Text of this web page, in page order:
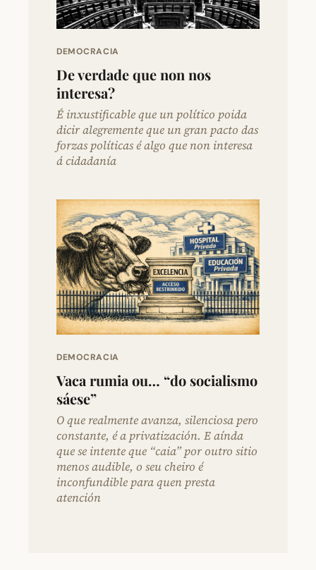
DEMOCRACIA
De verdade que non nos
interesa?
É inxustificable que un político poida
dicir alegremente que un gran pacto das
forzas políticas é algo que non interesa
á cidadanía
DEMOCRACIA
Vaca rumia ou… “do socialismo
sáese”
O que realmente avanza, silenciosa pero
constante, é a privatización. E aínda
que se intente que “caia” por outro sitio
menos audible, o seu cheiro é
inconfundible para quen presta
atención